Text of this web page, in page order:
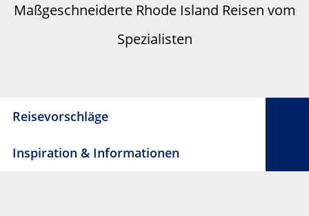
Maßgeschneiderte Rhode Island Reisen vom
Spezialisten
Reisevorschläge
Inspiration & Informationen